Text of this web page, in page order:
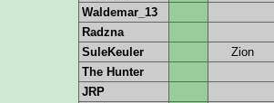
Waldemar_13
Radzna
SuleKeuler
Zion
The Hunter
JRP